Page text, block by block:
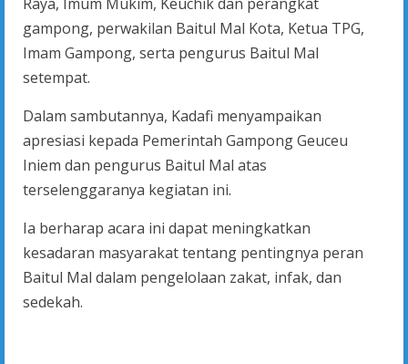
gampong, perwakilan Baitul Mal Kota, Ketua TPG,
Imam Gampong, serta pengurus Baitul Mal
setempat.
Dalam sambutannya, Kadafi menyampaikan
apresiasi kepada Pemerintah Gampong Geuceu
Iniem dan pengurus Baitul Mal atas
terselenggaranya kegiatan ini.
Ia berharap acara ini dapat meningkatkan
kesadaran masyarakat tentang pentingnya peran
Baitul Mal dalam pengelolaan zakat, infak, dan
sedekah.